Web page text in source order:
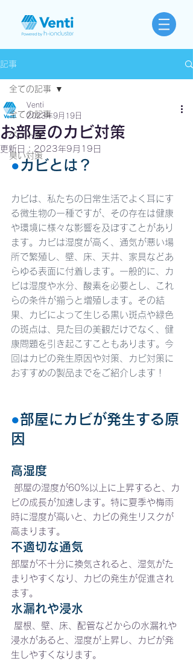
記事
全ての記事
ペット臭
臭い対策
全ての記事
お部屋のカビ対策
Venti
2023年9月19日
更新日： 2023年9月19日
● カビとは？
カビは、私たちの日常生活でよく耳にす
る微生物の一種ですが、その存在は健康
や環境に様々な影響を及ぼすことがあり
ます。カビは湿度が高く、通気が悪い場
所で繁殖し、壁、床、天井、家具などあ
らゆる表面に付着します。一般的に、カ
ビは湿度や水分、酸素を必要とし、これ
らの条件が揃うと増殖します。その結
果、カビによって生じる黒い斑点や緑色
の斑点は、見た目の美観だけでなく、健
康問題を引き起こすこともあります。今
回はカビの発生原因や対策、カビ対策に
おすすめの製品までをご紹介します！
●部屋にカビが発生する原
因
高湿度
ビの成長が加速します。特に夏季や梅雨
時に湿度が高いと、カビの発生リスクが
高まります。
不適切な通気
部屋が不十分に換気されると、湿気がた
まりやすくなり、カビの発生が促進され
ます。
水漏れや浸水
浸水があると、湿度が上昇し、カビが発
生しやすくなります。